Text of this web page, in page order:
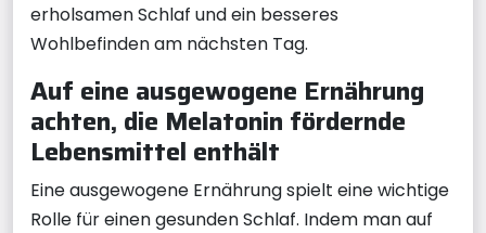
erholsamen Schlaf und ein besseres
Wohlbefinden am nächsten Tag.
Auf eine ausgewogene Ernährung
achten, die Melatonin fördernde
Lebensmittel enthält
Eine ausgewogene Ernährung spielt eine wichtige
Rolle für einen gesunden Schlaf. Indem man auf